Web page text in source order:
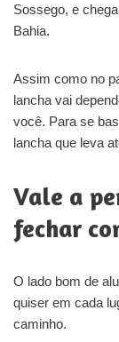
Sossego, e
Bahia.
Assim como no
lancha vai
você. Para se
lancha que leva
Vale a
fechar
O lado bom de
quiser em cada
caminho.